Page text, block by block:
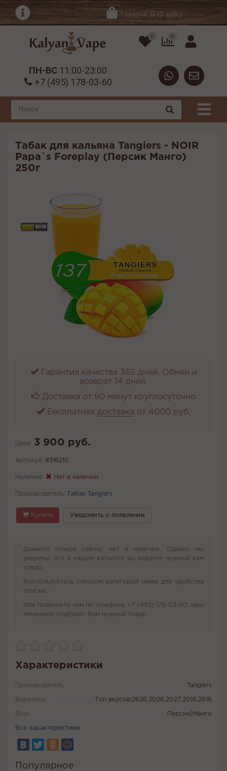
Товаров: 0 (0 руб.)
0 0
ПН-ВС 11:00-23:00
+7 (495) 178-03-60
Табак для кальяна Tangiers - NOIR
Papa`s Foreplay (Персик Манго)
250г
Гарантия качества 365 дней. Обмен и
возврат 14 дней.
Доставка от 90 минут круглосуточно
Бесплатная доставка от 4000 руб.
Цена: 3 900 руб.
Артикул: #316210
Наличие: Нет в наличии
Производитель: Табак Tangiers
Купить Уведомить о появлении
Данного товара сейчас нет в наличии. Однако мы
уверены, что в нашем каталоге вы найдете нужный вам
товар.
Воспользуйтесь списком категорий ниже для удобства
поиска.
Или позвоните нам по телефону +7 (495) 178-03-60, наш
менеджер подберет Вам нужный товар.
Характеристики
Производитель Tangiers
Варианты Топ вкусов:2626,3026,2027,2016,2616
Вкус Персик|Манго
Все характеристики
Популярное